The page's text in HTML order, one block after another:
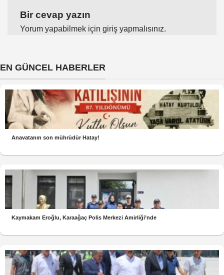
Bir cevap yazın
Yorum yapabilmek için giriş yapmalısınız.
EN GÜNCEL HABERLER
Anavatanın son mührüdür Hatay!
Kaymakam Eroğlu, Karaağaç Polis Merkezi Amirliği’nde